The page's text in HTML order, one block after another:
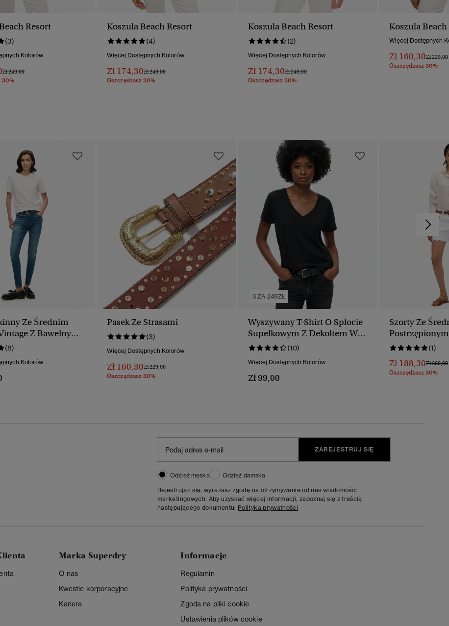
Resort
(3)
Kolorów
Cena Obniżona Od
Zł 249,00Do
30%
Koszula Beach Resort
(4)
Więcej Dostępnych Kolorów
Zł 174,30Cena Obniżona Od
Zł 249,00Do
Oszczędzasz 30%
Koszula Beach Resort
(2)
Więcej Dostępnych Kolorów
Zł 174,30Cena Obniżona Od
Zł 249,00Do
Oszczędzasz 30%
Koszula
Więcej Dostępnych
Zł 160,30Cena
Zł 229,00
Oszczędzasz 30%
Ze Średnim
Z Bawełny
(8)
Kolorów
Pasek Ze Strasami
(3)
Więcej Dostępnych Kolorów
Zł 160,30Cena Obniżona Od
Zł 229,00Do
Oszczędzasz 30%
3 ZA 249ZŁ
Wyszywany T-Shirt O Splocie
Supełkowym Z Dekoltem W
Serek
(10)
Więcej Dostępnych Kolorów
Zł 99,00
Szorty Ze
Postrzępionym
(1)
Zł 188,30Cena
Zł 269,00
Oszczędzasz 30%
ZAREJESTRUJ SIĘ
Odzież męska
Odzież damska
Rejestrując się, wyrażasz zgodę na otrzymywanie od nas wiadomości
marketingowych. Aby uzyskać więcej informacji, zapoznaj się z treścią
następującego dokumentu: Polityka prywatności
Marka Superdry
O nas
Kwestie korporacyjne
Kariera
Informacje
Regulamin
Polityka prywatności
Zgoda na pliki cookie
Ustawienia plików cookie